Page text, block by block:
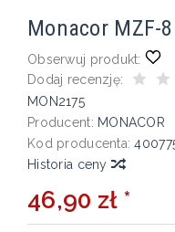
Monacor MZF-
Obserwuj produkt:
Dodaj recenzję:
MON2175
Producent: MONACOR
Kod producenta:
Historia ceny
46,90 zł *